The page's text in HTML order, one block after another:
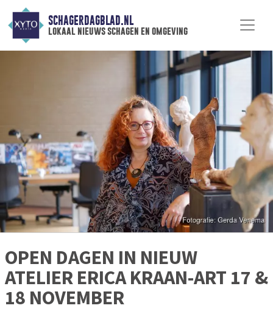
SCHAGERDAGBLAD.NL
lokaal nieuws schagen en omgeving
OPEN DAGEN IN NIEUW
ATELIER ERICA KRAAN-ART 17 &
18 NOVEMBER